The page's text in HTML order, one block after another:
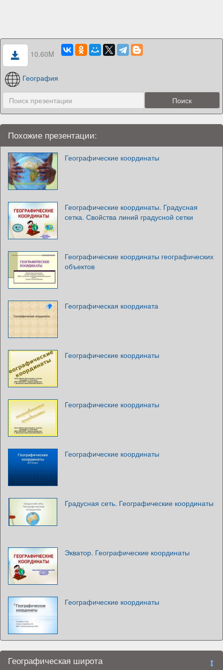
10.60M
География
Похожие презентации:
Географические координаты
Географические координаты. Градусная
сетка. Свойства линий градусной сетки
Географические координаты географических
объектов
Географическая координата
Географические координаты
Географические координаты
Географические координаты
Градусная сеть. Географические координаты
Экватор. Географические координаты
Географические координаты
Географическая широта